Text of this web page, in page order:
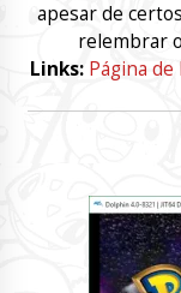
apesar de
relembrar
Links: Página de